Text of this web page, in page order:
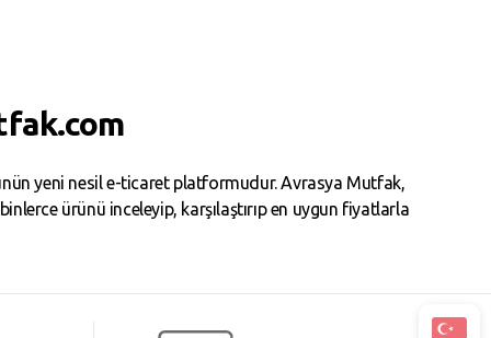
yeni nesil e-ticaret platformudur. Avrasya Mutfak,
ürünü inceleyip, karşılaştırıp en uygun fiyatlarla